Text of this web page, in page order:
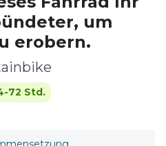
um
erobern.
72 Std.